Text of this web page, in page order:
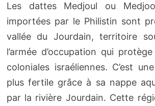
Les dattes Medjoul ou
importées par le Philistin sont
vallée du Jourdain, territoire
l’armée d’occupation qui
coloniales israéliennes. C’est
plus fertile grâce à sa nappe
par la rivière Jourdain. Cette